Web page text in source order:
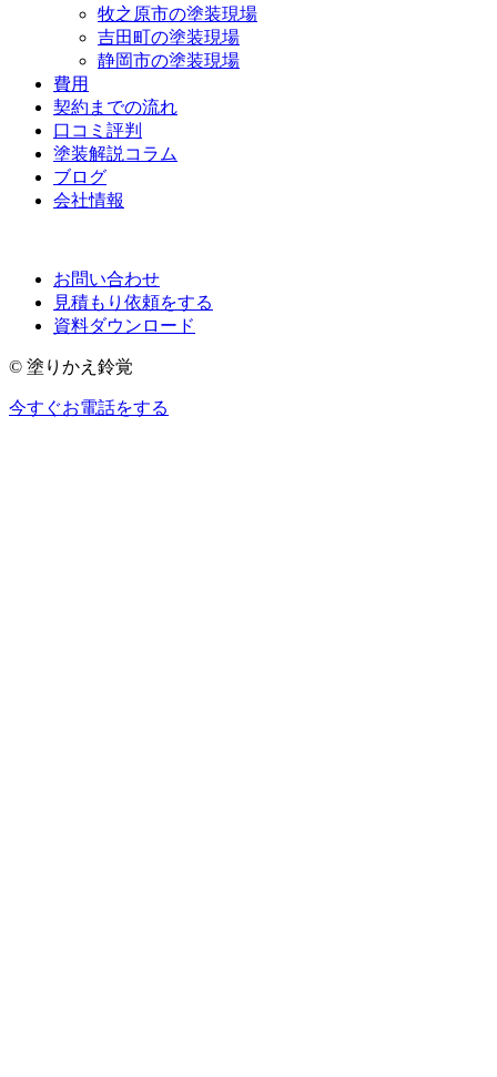
牧之原市の塗装現場
吉田町の塗装現場
静岡市の塗装現場
費用
契約までの流れ
口コミ評判
塗装解説コラム
ブログ
会社情報
お問い合わせ
見積もり依頼をする
資料ダウンロード
© 塗りかえ鈴覚
今すぐお電話をする